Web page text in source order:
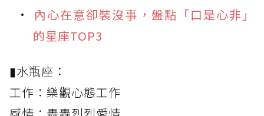
內心在意卻裝沒事，盤點「口是心非」
的星座TOP3
▮水瓶座：
工作：樂觀心態工作